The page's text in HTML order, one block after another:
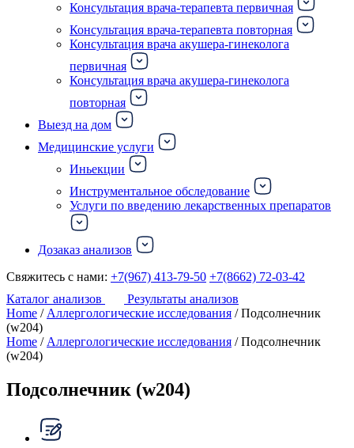
Консультация врача-терапевта первичная
Консультация врача-терапевта повторная
Консультация врача акушера-гинеколога
первичная
Консультация врача акушера-гинеколога
повторная
Выезд на дом
Медицинские услуги
Иньекции
Инструментальное обследование
Услуги по введению лекарственных препаратов
Дозаказ анализов
Свяжитесь с нами: +7(967) 413-79-50 +7(8662) 72-03-42
Каталог анализов
Результаты анализов
Home / Аллергологические исследования / Подсолнечник
(w204)
Home / Аллергологические исследования / Подсолнечник
(w204)
Подсолнечник (w204)